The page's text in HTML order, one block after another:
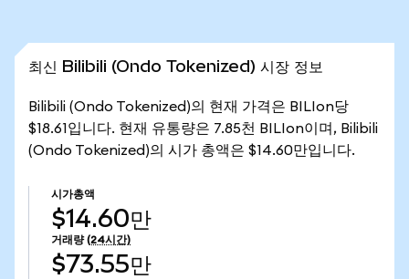
최신 Bilibili (Ondo Tokenized) 시장 정보
Bilibili (Ondo Tokenized)의 현재 가격은 BILIon당
$18.61입니다. 현재 유통량은 7.85천 BILIon이며, Bilibili
(Ondo Tokenized)의 시가 총액은 $14.60만입니다.
시가총액
$14.60만
거래량 (24시간)
$73.55만